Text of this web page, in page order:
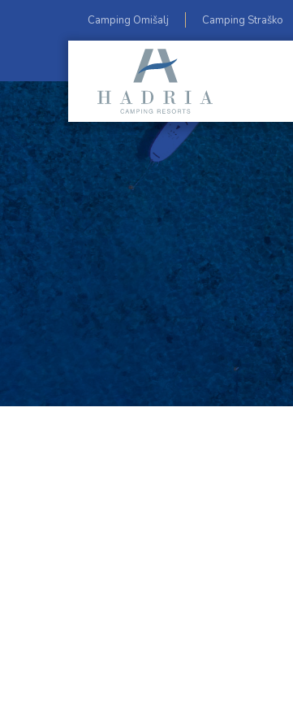
Camping Omišalj Camping Straško